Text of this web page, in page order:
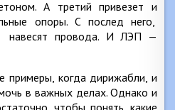
А третий привезет и
опоры. С послед него,
навесят провода. И ЛЭП —
примеры, когда дирижабли, и
в важных делах. Однако и
чтобы понять, какие